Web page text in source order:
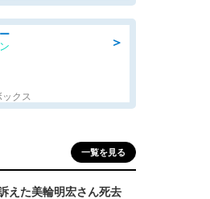
＞
クス
一覧を見る
えた美輪明宏さん死去